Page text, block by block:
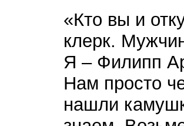
«Кто вы и
клерк.
Я – Филипп
Нам просто
нашли